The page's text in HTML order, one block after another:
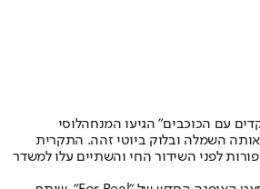
עם הכוכבים" הגיעו המנחהלוסי
השמלה ובלוק ביוטי זהה. התקרית
לפני השידור החי והשתיים עלו למשדר